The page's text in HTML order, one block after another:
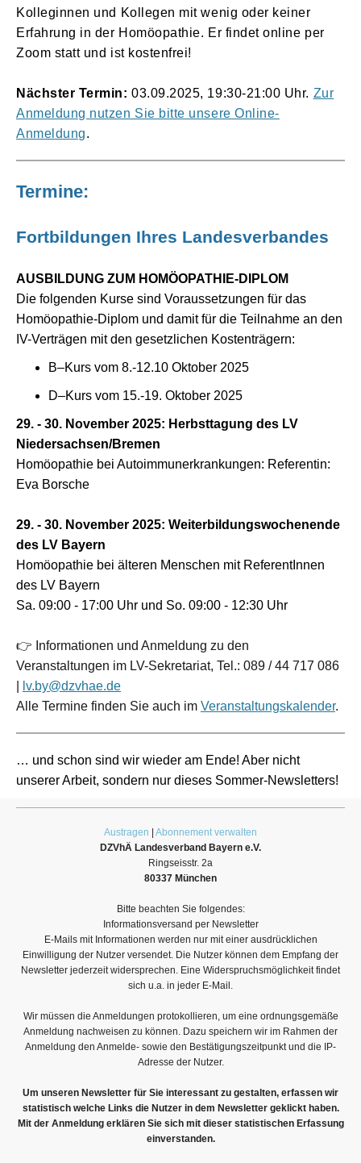
Kolleginnen und Kollegen mit wenig oder keiner
Erfahrung in der Homöopathie. Er findet online per
Zoom statt und ist kostenfrei!
Nächster Termin: 03.09.2025, 19:30-21:00 Uhr. Zur
Anmeldung nutzen Sie bitte unsere Online-
Anmeldung.
Termine:
Fortbildungen Ihres Landesverbandes
AUSBILDUNG ZUM HOMÖOPATHIE-DIPLOM
Die folgenden Kurse sind Voraussetzungen für das
Homöopathie-Diplom und damit für die Teilnahme an den
IV-Verträgen mit den gesetzlichen Kostenträgern:
B–Kurs vom 8.-12.10 Oktober 2025
D–Kurs vom 15.-19. Oktober 2025
29. - 30. November 2025: Herbsttagung des LV
Niedersachsen/Bremen
Homöopathie bei Autoimmunerkrankungen: Referentin:
Eva Borsche
29. - 30. November 2025: Weiterbildungswochenende
des LV Bayern
Homöopathie bei älteren Menschen mit ReferentInnen
des LV Bayern
Sa. 09:00 - 17:00 Uhr und So. 09:00 - 12:30 Uhr
👉 Informationen und Anmeldung zu den
Veranstaltungen im LV-Sekretariat, Tel.: 089 / 44 717 086
lv.by@dzvhae.de
Alle Termine finden Sie auch im Veranstaltungskalender.
… und schon sind wir wieder am Ende! Aber nicht
unserer Arbeit, sondern nur dieses Sommer-Newsletters!
Austragen
Abonnement verwalten
DZVhÄ Landesverband Bayern e.V.
Ringseisstr. 2a
80337 München
Bitte beachten Sie folgendes:
Informationsversand per Newsletter
E-Mails mit Informationen werden nur mit einer ausdrücklichen
Einwilligung der Nutzer versendet. Die Nutzer können dem Empfang der
Newsletter jederzeit widersprechen. Eine Widerspruchsmöglichkeit findet
sich u.a. in jeder E-Mail.
Wir müssen die Anmeldungen protokollieren, um eine ordnungsgemäße
Anmeldung nachweisen zu können. Dazu speichern wir im Rahmen der
Anmeldung den Anmelde- sowie den Bestätigungszeitpunkt und die IP-
Adresse der Nutzer.
Um unseren Newsletter für Sie interessant zu gestalten, erfassen wir
statistisch welche Links die Nutzer in dem Newsletter geklickt haben.
Mit der Anmeldung erklären Sie sich mit dieser statistischen Erfassung
einverstanden.